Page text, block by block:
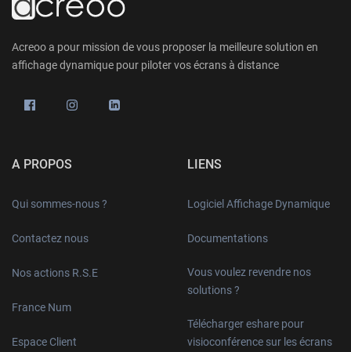
Acreoo a pour mission de vous proposer la meilleure solution en
affichage dynamique pour piloter vos écrans à distance
A PROPOS
Qui sommes-nous ?
Contactez nous
Nos actions R.S.E
France Num
Espace Client
LIENS
Logiciel Affichage Dynamique
Documentations
Vous voulez revendre nos
solutions ?
Télécharger eshare pour
visioconférence sur les écrans